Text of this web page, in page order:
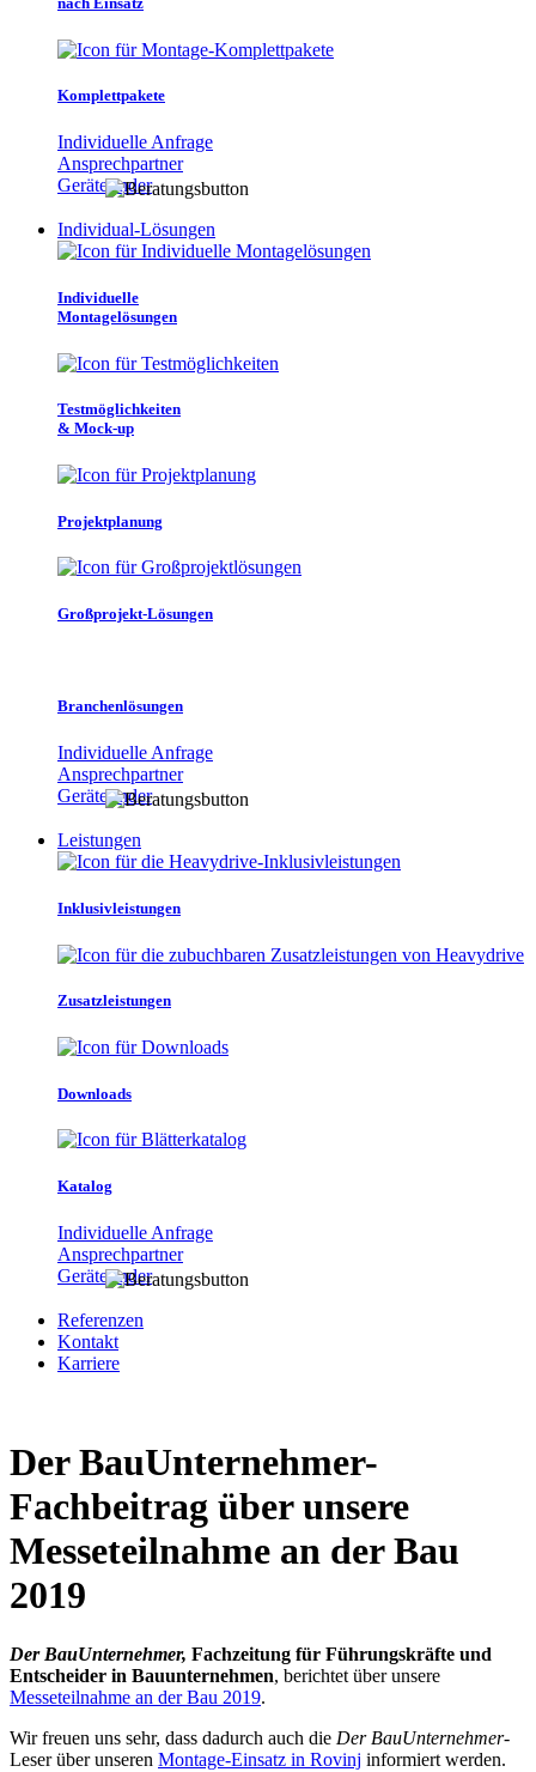
Komplettpakete
Individuelle Anfrage
Ansprechpartner
Gerätefinder
Individual-Lösungen
Individuelle
Montagelösungen
Testmöglichkeiten
& Mock-up
Projektplanung
Großprojekt-Lösungen
Branchenlösungen
Individuelle Anfrage
Ansprechpartner
Gerätefinder
Leistungen
Inklusivleistungen
Zusatzleistungen
Downloads
Katalog
Individuelle Anfrage
Ansprechpartner
Gerätefinder
Referenzen
Kontakt
Karriere
Der BauUnternehmer-
Fachbeitrag über unsere
Messeteilnahme an der Bau
2019
Der BauUnternehmer, Fachzeitung für Führungskräfte und
Entscheider in Bauunternehmen, berichtet über unsere
Messeteilnahme an der Bau 2019.
Wir freuen uns sehr, dass dadurch auch die Der BauUnternehmer-
Leser über unseren Montage-Einsatz in Rovinj informiert werden.